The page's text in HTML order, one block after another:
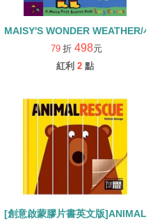
MAISY'S WONDER WEATHER/
79 折 498元
紅利 2 點
[創意啟蒙膠片書英文版]ANIMAL